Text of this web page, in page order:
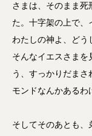
さまは、そのまま死
た。十字架の上で、
わたしの神よ、どう
そんなイエスさまを
う、すっかりだま
モンドなんかあるわ
そしてそのあとも、